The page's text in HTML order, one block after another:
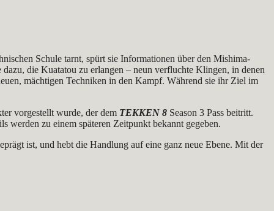
Schule tarnt, spürt sie Informationen über den Mishima-
die Kuatatou zu erlangen – neun verfluchte Klingen, in denen
mächtigen Techniken in den Kampf. Während sie ihr Ziel im
vorgestellt wurde, der dem TEKKEN 8 Season 3 Pass beitritt.
werden zu einem späteren Zeitpunkt bekannt gegeben.
ist, und hebt die Handlung auf eine ganz neue Ebene. Mit der